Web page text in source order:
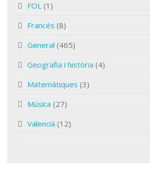
FOL (1)
Francés (8)
General (465)
Geografia i història (4)
Matemàtiques (3)
Música (27)
Valencià (12)